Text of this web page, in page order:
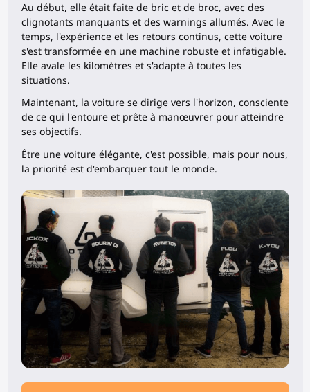
Au début, elle était faite de bric et de broc, avec des
clignotants manquants et des warnings allumés. Avec le
temps, l'expérience et les retours continus, cette voiture
s'est transformée en une machine robuste et infatigable.
Elle avale les kilomètres et s'adapte à toutes les
situations.
Maintenant, la voiture se dirige vers l'horizon, consciente
de ce qui l'entoure et prête à manœuvrer pour atteindre
ses objectifs.
Être une voiture élégante, c'est possible, mais pour nous,
la priorité est d'embarquer tout le monde.